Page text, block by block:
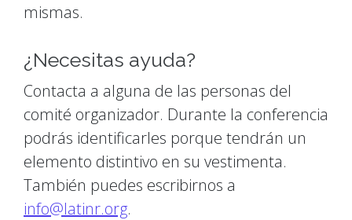
mismas.
¿Necesitas ayuda?
Contacta a alguna de las personas del
comité organizador. Durante la conferencia
podrás identificarles porque tendrán un
elemento distintivo en su vestimenta.
También puedes escribirnos a
info@latinr.org.